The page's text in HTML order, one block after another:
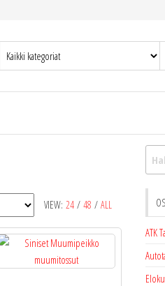
VIEW: 24 / 48 / ALL
Haku:
ATK